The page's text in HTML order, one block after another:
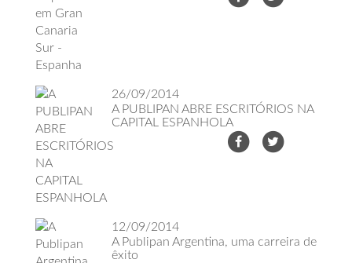
26/09/2014
A PUBLIPAN ABRE ESCRITÓRIOS NA
CAPITAL ESPANHOLA
12/09/2014
A Publipan Argentina, uma carreira de
êxito